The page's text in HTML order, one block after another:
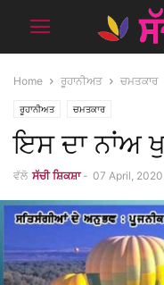
Home ਰੂਹਾਨੀਅਤ ਚਮਤਕਾਰ
ਰੂਹਾਨੀਅਤ ਚਮਤਕਾਰ
ਇਸ ਦਾ ਨਾਂਅ
ਵੱਲੋ ਸੱਚੀ ਸ਼ਿਕਸ਼ਾ - 07 April, 2020